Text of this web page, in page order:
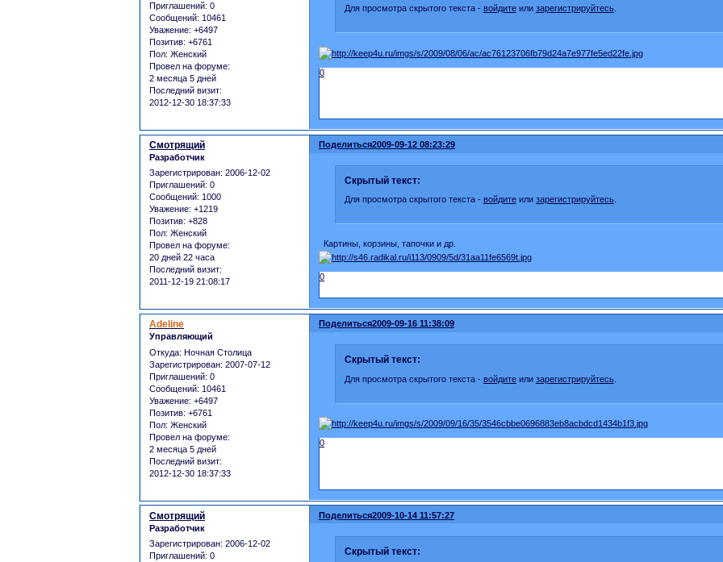
Приглашений: 0
Сообщений: 10461
Уважение: +6497
Позитив: +6761
Пол: Женский
Провел на форуме:
2 месяца 5 дней
Последний визит:
2012-12-30 18:37:33
Для просмотра скрытого текста - войдитеили зарегистрируйтесь.
0
Поделиться2009-09-12 08:23:29
Смотрящий
Разработчик
Зарегистрирован: 2006-12-02
Приглашений: 0
Сообщений: 1000
Уважение: +1219
Позитив: +828
Пол: Женский
Провел на форуме:
20 дней 22 часа
Последний визит:
2011-12-19 21:08:17
Скрытый текст:
Для просмотра скрытого текста - войдитеили зарегистрируйтесь.
Картины, корзины, тапочки и др.
0
Поделиться2009-09-16 11:38:09
Adeline
Управляющий
Откуда: Ночная Столица
Зарегистрирован: 2007-07-12
Приглашений: 0
Сообщений: 10461
Уважение: +6497
Позитив: +6761
Пол: Женский
Провел на форуме:
2 месяца 5 дней
Последний визит:
2012-12-30 18:37:33
Скрытый текст:
Для просмотра скрытого текста - войдитеили зарегистрируйтесь.
0
Поделиться2009-10-14 11:57:27
Смотрящий
Разработчик
Зарегистрирован: 2006-12-02
Приглашений: 0
Скрытый текст: